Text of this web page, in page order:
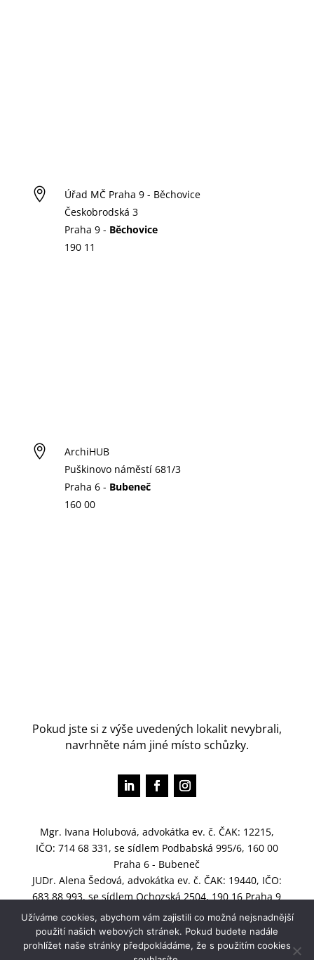

Úřad MČ Praha 9 - Běchovice
Českobrodská 3
Praha 9 - Běchovice
190 11

ArchiHUB
Puškinovo náměstí 681/3
Praha 6 - Bubeneč
160 00
Pokud jste si z výše uvedených lokalit nevybrali,
navrhněte nám jiné místo schůzky.
Mgr. Ivana Holubová, advokátka ev. č. ČAK: 12215,
IČO: 714 68 331, se sídlem Podbabská 995/6, 160 00
Praha 6 - Bubeneč
JUDr. Alena Šedová, advokátka ev. č. ČAK: 19440, IČO:
683 88 993, se sídlem Ochozská 2504, 190 16 Praha 9
- Újezd nad Lesy
Užíváme cookies, abychom vám zajistili co možná nejsnadnější
použití našich webových stránek. Pokud budete nadále
prohlížet naše stránky předpokládáme, že s použitím cookies